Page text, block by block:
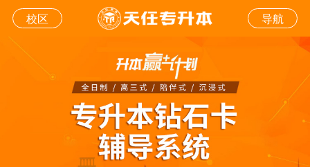
校区 导航